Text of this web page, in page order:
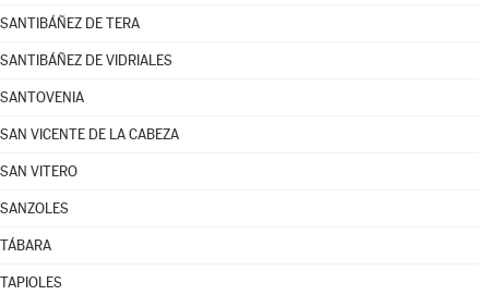
SANTIBÁÑEZ DE TERA
SANTIBÁÑEZ DE VIDRIALES
SANTOVENIA
SAN VICENTE DE LA CABEZA
SAN VITERO
SANZOLES
TÁBARA
TAPIOLES